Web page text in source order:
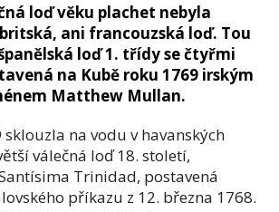
loď věku plachet nebyla
ani francouzská loď. Tou
loď 1. třídy se čtyřmi
na Kubě roku 1769 irským
Matthew Mullan.
sklouzla na vodu v havanských
válečná loď 18. století,
Trinidad, postavená
příkazu z 12. března 1768.